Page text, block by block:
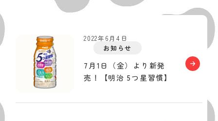
2022年6月4日
お知らせ
7月1日（金）より新発
売！【明治 5つ星習慣】